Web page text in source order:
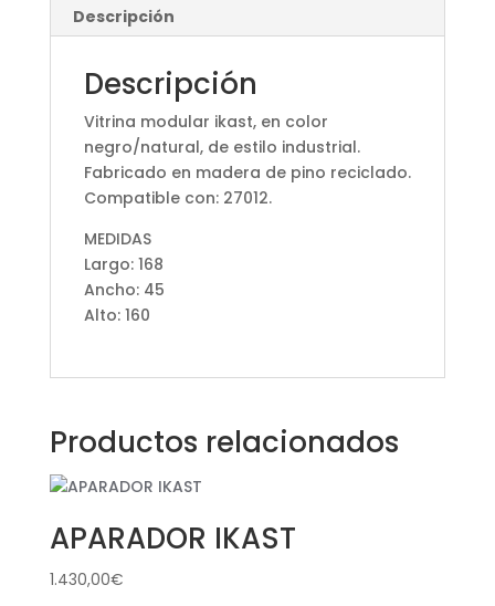
Descripción
Descripción
Vitrina modular ikast, en color
negro/natural, de estilo industrial.
Fabricado en madera de pino reciclado.
Compatible con: 27012.
MEDIDAS
Largo: 168
Ancho: 45
Alto: 160
Productos relacionados
APARADOR IKAST
1.430,00€